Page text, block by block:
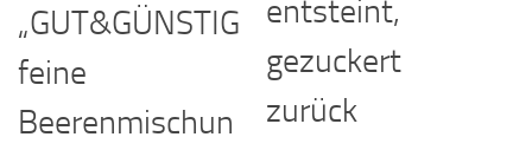
„GUT&GÜNSTIG
feine
Beerenmischun
entsteint,
gezuckert
zurück